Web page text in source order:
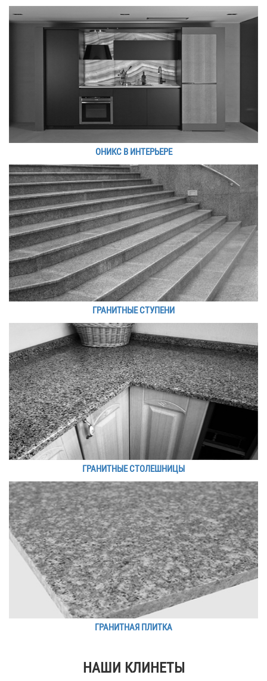
ОНИКС В ИНТЕРЬЕРЕ
ГРАНИТНЫЕ СТУПЕНИ
ГРАНИТНЫЕ СТОЛЕШНИЦЫ
ГРАНИТНАЯ ПЛИТКА
НАШИ КЛИНЕТЫ